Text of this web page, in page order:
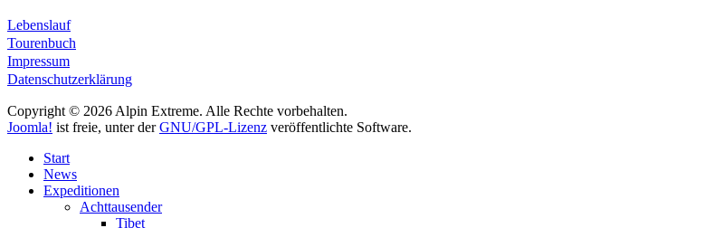
Lebenslauf
Tourenbuch
Impressum
Datenschutzerklärung
Copyright © 2026 Alpin Extreme. Alle Rechte vorbehalten.
Joomla! ist freie, unter derGNU/GPL-Lizenz veröffentlichte Software.
Start
News
Expeditionen
Achttausender
Tibet